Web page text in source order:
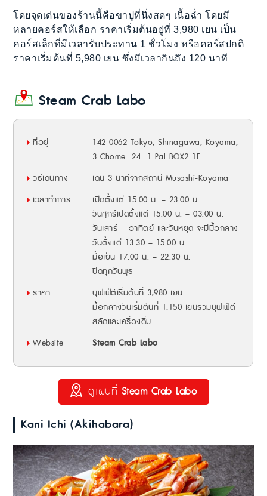
โดยจุดเด่นของร้านนี้คือขาปูที่นึ่งสดๆ เนื้อฉ่ำ โดยมี
หลายคอร์สให้เลือก ราคาเริ่มต้นอยู่ที่ 3,980 เยน เป็น
คอร์สเล็กที่มีเวลารับประทาน 1 ชั่วโมง หรือคอร์สปกติ
ราคาเริ่มต้นที่ 5,980 เยน ซึ่งมีเวลากินถึง 120 นาที
Steam Crab Labo
ที่อยู่
142-0062 Tokyo, Shinagawa, Koyama,
3 Chome−24−1 Pal BOX2 1F
วิธีเดินทาง
เดิน 3 นาทีจากสถานี Musashi-Koyama
เวลาทำการ
เปิดตั้งแต่ 15.00 น. – 23.00 น.
วันศุกร์เปิดตั้งแต่ 15.00 น. – 03.00 น.
วันเสาร์ – อาทิตย์ และวันหยุด จะมีมื้อกลาง
วันตั้งแต่ 13.30 – 15.00 น.
มื้อเย็น 17.00 น. – 22.30 น.
ปิดทุกวันพุธ
ราคา
บุฟเฟ่ต์เริ่มต้นที่ 3,980 เยน
มื้อกลางวันเริ่มต้นที่ 1,150 เยนรวมบุฟเฟ่ต์
สลัดและเครื่องดื่ม
Website
Steam Crab Labo
ดูแผนที่ Steam Crab Labo
Kani Ichi (Akihabara)